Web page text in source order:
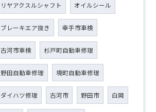
リヤアクスルシャフト オイルシール
ブレーキエア抜き 幸手市車検
古河市車検 杉戸町自動車修理
野田自動車修理 境町自動車修理
ダイハツ修理 古河市 野田市 白岡